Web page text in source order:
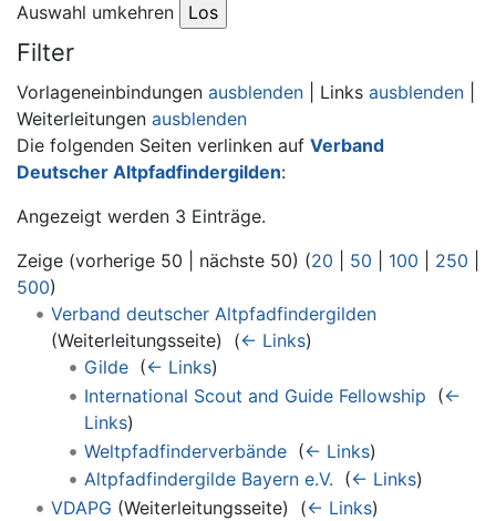
Auswahl umkehren
Filter
Vorlageneinbindungen ausblenden | Links ausblenden
Weiterleitungen ausblenden
Die folgenden Seiten verlinken auf Verband
Deutscher Altpfadfindergilden:
Angezeigt werden 3 Einträge.
Zeige (vorherige 50 | nächste 50) (20 50 100 250
500)
Verband deutscher Altpfadfindergilden
(Weiterleitungsseite) ‎ (← Links)
Gilde (← Links)
International Scout and Guide Fellowship (←
Links)
Weltpfadfinderverbände (← Links)
Altpfadfindergilde Bayern e.V. (← Links)
VDAPG (Weiterleitungsseite) ‎ (← Links)